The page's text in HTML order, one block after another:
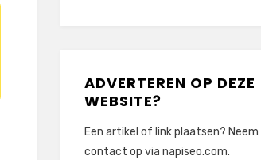
ADVERTEREN OP DEZE
WEBSITE?
Een artikel of link plaatsen? Neem
contact op via napiseo.com.